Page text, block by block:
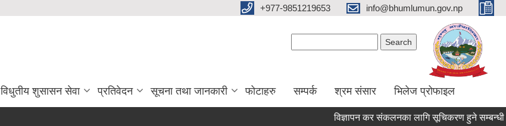
+977-9851219653 info@bhumlumun.gov.np
विधुतीय शुसासन सेवा प्रतिवेदन सूचना तथा जानकारी फोटाहरु सम्पर्क श्रम संसार भिलेज प्रोफाइल
विज्ञापन कर संकलनका लागि सूचिकरण हुने सम्बन्धी